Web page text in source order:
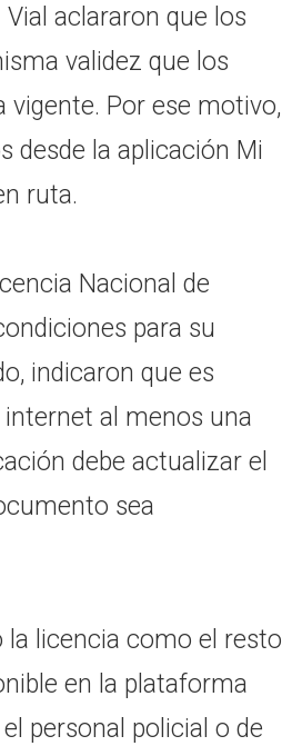
aclararon que los
validez que los
vigente. Por ese motivo,
desde la aplicación Mi
ruta.
Nacional de
para su
indicaron que es
al menos una
debe actualizar el
sea
licencia como el resto
en la plataforma
personal policial o de